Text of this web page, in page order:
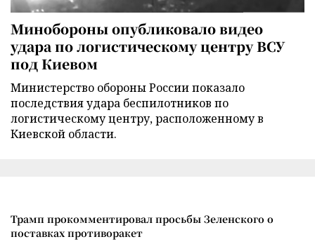
Минобороны опубликовало видео
удара по логистическому центру ВСУ
под Киевом
Министерство обороны России показало
последствия удара беспилотников по
логистическому центру, расположенному в
Киевской области.
Трамп прокомментировал просьбы Зеленского о
поставках противоракет